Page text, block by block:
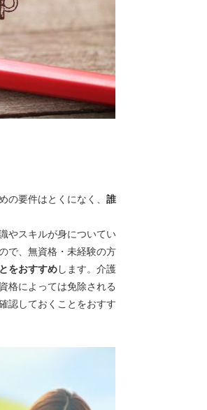
の要件はとくになく、 誰
やスキルが身についてい
で、無資格・未経験の方
をおすすめします。介護
格によっては免除される
認しておくことをおすす